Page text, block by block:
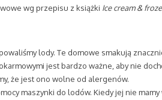
wg przepisu z książki Ice cream &
lody. Te domowe smakują
jest bardzo ważne, aby nie
że jest ono wolne od alergenów.
maszynki do lodów. Kiedy jej nie